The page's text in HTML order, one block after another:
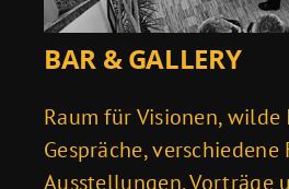
BAR & GALLERY
Raum für Visionen, wilde
Gespräche,
Ausstellungen, Vorträge